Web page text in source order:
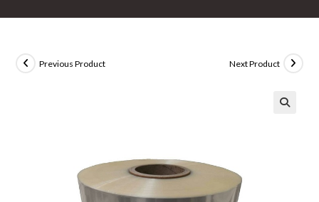
Previous Product Next Product